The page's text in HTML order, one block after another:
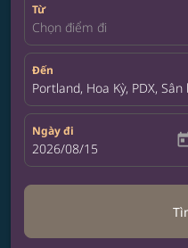
Từ
Chọn điểm đi
Đến
Portland, Hoa Kỳ, PDX,
Ngày đi
fc-booking-departure-
2026/08/15